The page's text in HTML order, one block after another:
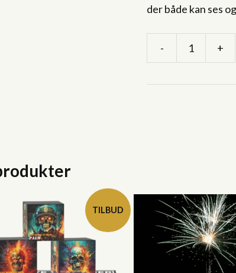
der både kan ses
-
Pakke
+
TILBUD